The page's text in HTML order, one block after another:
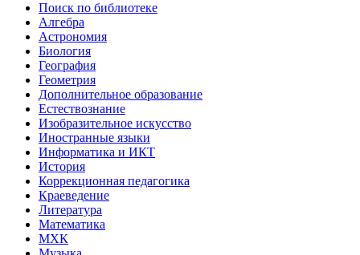
Поиск по библиотеке
Алгебра
Астрономия
Биология
География
Геометрия
Дополнительное образование
Естествознание
Изобразительное искусство
Иностранные языки
Информатика и ИКТ
История
Коррекционная педагогика
Краеведение
Литература
Математика
МХК